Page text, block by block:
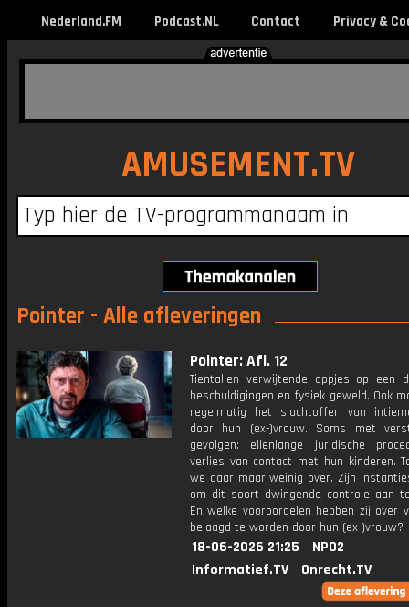
Nederland.FM Podcast.NL Contact Privacy &
AMUSEMENT.TV
Pointer - Alle afleveringen
Pointer: Afl. 12
Tientallen verwijtende appjes op een
beschuldigingen en fysiek geweld. Ook
regelmatig het slachtoffer van
door hun (ex-)vrouw. Soms met
gevolgen: ellenlange juridische
verlies van contact met hun kinderen.
we daar maar weinig over. Zijn
om dit soort dwingende controle aan
En welke vooroordelen hebben zij over
belaagd te worden door hun (ex-)vrouw?
18-06-2026 21:25
NPO2
Informatief.TV
Onrecht.TV